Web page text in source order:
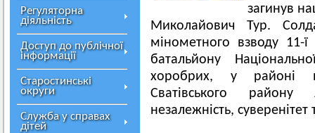
Регуляторна
діяльність
Доступ до публічної
інформації
Старостинські
округи
Служба у справах
дітей
загинув
Миколайович Тур.
мінометного взводу 11-ї
батальйону
хоробрих, у районі
Сватівського району
незалежність,